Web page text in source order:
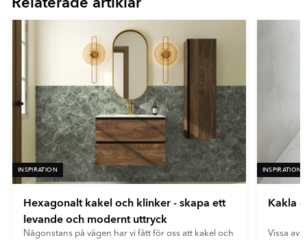
ger ett mjukt och modernt uttryck samt döljer fingeravtryck och
INSPIRATION
Hexagonalt kakel och klinker - skapa ett
levande och modernt uttryck
Någonstans på vägen har vi fått för oss att kakel och
INSPIRATION
Kakla
Vissa av